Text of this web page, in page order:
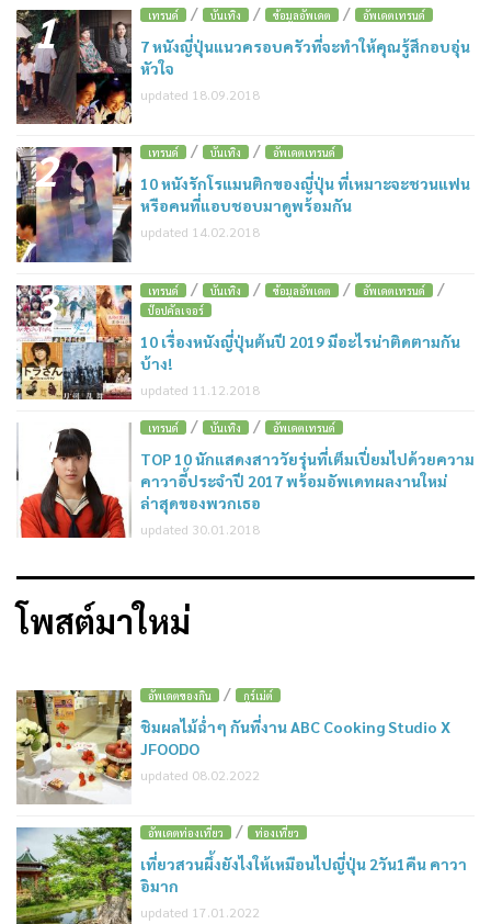
1 เทรนด์ / บันเทิง / ข้อมูลอัพเดต / อัพเดตเทรนด์
7 หนังญี่ปุ่นแนวครอบครัวที่จะทำให้คุณรู้สึกอบอุ่น
หัวใจ
updated 18.09.2018
2 เทรนด์ / บันเทิง / อัพเดตเทรนด์
10 หนังรักโรแมนติกของญี่ปุ่น ที่เหมาะจะชวนแฟน
หรือคนที่แอบชอบมาดูพร้อมกัน
updated 14.02.2018
3 เทรนด์ / บันเทิง / ข้อมูลอัพเดต / อัพเดตเทรนด์ /
ป๊อปคัลเจอร์
10 เรื่องหนังญี่ปุ่นต้นปี 2019 มีอะไรน่าติดตามกัน
บ้าง!
updated 11.12.2018
4 เทรนด์ / บันเทิง / อัพเดตเทรนด์
TOP 10 นักแสดงสาววัยรุ่นที่เต็มเปี่ยมไปด้วยความ
คาวาอี้ประจำปี 2017 พร้อมอัพเดทผลงานใหม่
ล่าสุดของพวกเธอ
updated 30.01.2018
โพสต์มาใหม่
อัพเดตของกิน / กูร์เม่ต์
ชิมผลไม้ฉ่ำๆ กันที่งาน ABC Cooking Studio X
JFOODO
updated 08.02.2022
อัพเดตท่องเที่ยว / ท่องเที่ยว
เที่ยวสวนผึ้งยังไงให้เหมือนไปญี่ปุ่น 2วัน1คืน คาวา
อิมาก
updated 17.01.2022